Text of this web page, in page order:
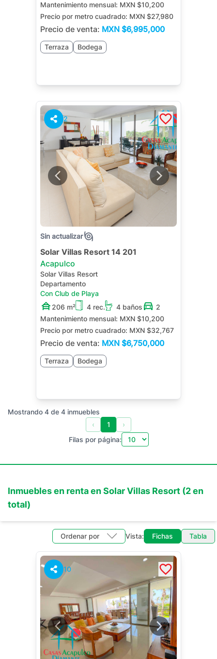
Mantenimiento mensual: MXN $10,200
Precio por metro cuadrado: MXN $27,980
Precio de venta: MXN $6,995,000
Terraza Bodega
2
Sin actualizar
Solar Villas Resort 14 201
Acapulco
Solar Villas Resort
Departamento
Con Club de Playa
206 m²
4 rec. 4 baños
2
Mantenimiento mensual: MXN $10,200
Precio por metro cuadrado: MXN $32,767
Precio de venta: MXN $6,750,000
Terraza Bodega
Mostrando 4 de 4 inmuebles
‹
1
›
Filas por página:
Inmuebles en rentaenSolar Villas Resort (2en
total)
Ordenar por Vista: Fichas Tabla
10